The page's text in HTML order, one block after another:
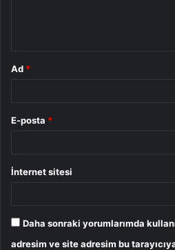
Ad *
E-posta *
İnternet sitesi
Daha sonraki yorumlarımda
adresim ve site adresim bu